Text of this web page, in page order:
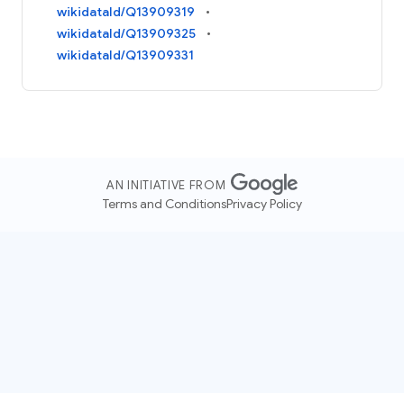
wikidataId/Q13909319
wikidataId/Q13909325
wikidataId/Q13909331
AN INITIATIVE FROM
Terms and ConditionsPrivacy Policy